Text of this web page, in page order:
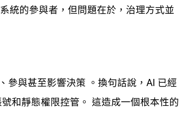
統的參與者，但問題在於，治理方式並
參與甚至影響決策 。換句話說，AI 已經
和靜態權限控管。 這造成一個根本性的